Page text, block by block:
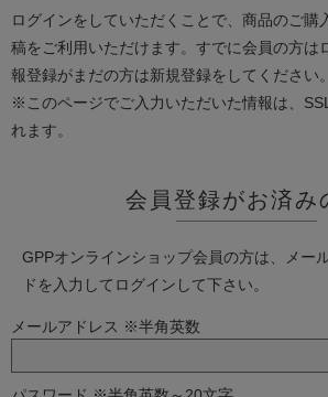
ログインをしていただくことで、商品のご購
稿をご利用いただけます。すでに会員の方は
報登録がまだの方は新規登録をしてください。
※このページでご入力いただいた情報は、
れます。
会員登録がお済み
GPPオンラインショップ会員の方は、メー
ドを入力してログインして下さい。
メールアドレス ※半角英数